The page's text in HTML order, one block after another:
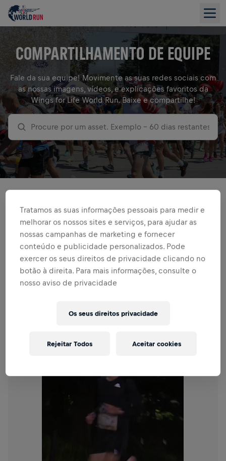
COMPARTILHAMENTO DE EQUIPE
Fale da sua equipe! Movimente as suas redes sociais com
as nossas imagens, vídeos, e explicações favoritos da
Wings for Life World Run. Baixe e compartilhe!
Procure por um asset. Exemplo – 60 dias restantes.
JOIN THE LARGEST EVENT
Join the largest event - video
Tratamos as suas informações pessoais para medir e
melhorar os nossos sites e serviços, para ajudar as
nossas campanhas de marketing e fornecer
conteúdo e publicidade personalizados. Pode
exercer os seus direitos de privacidade clicando no
botão à direita. Para mais informações, consulte o
nosso aviso de privacidade
Os seus direitos privacidade
Rejeitar Todos Aceitar cookies